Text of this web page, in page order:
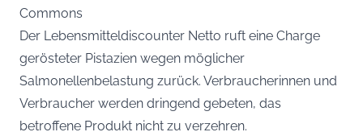
Commons
Der Lebensmitteldiscounter Netto ruft eine Charge
gerösteter Pistazien wegen möglicher
Salmonellenbelastung zurück. Verbraucherinnen und
Verbraucher werden dringend gebeten, das
betroffene Produkt nicht zu verzehren.